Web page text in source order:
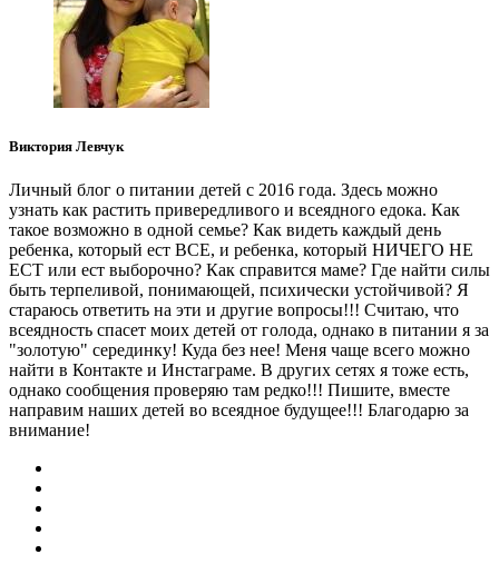
Виктория Левчук
Личный блог о питании детей с 2016 года. Здесь можно
узнать как растить привередливого и всеядного едока. Как
такое возможно в одной семье? Как видеть каждый день
ребенка, который ест ВСЕ, и ребенка, который НИЧЕГО НЕ
ЕСТ или ест выборочно? Как справится маме? Где найти силы
быть терпеливой, понимающей, психически устойчивой? Я
стараюсь ответить на эти и другие вопросы!!! Считаю, что
всеядность спасет моих детей от голода, однако в питании я за
"золотую" серединку! Куда без нее! Меня чаще всего можно
найти в Контакте и Инстаграме. В других сетях я тоже есть,
однако сообщения проверяю там редко!!! Пишите, вместе
направим наших детей во всеядное будущее!!! Благодарю за
внимание!